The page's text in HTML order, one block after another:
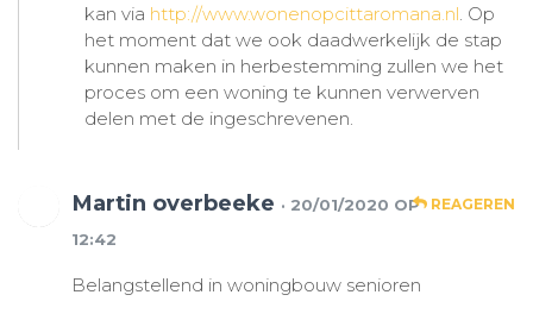
kan via http://www.wonenopcittaromana.nl. Op
het moment dat we ook daadwerkelijk de stap
kunnen maken in herbestemming zullen we het
proces om een woning te kunnen verwerven
delen met de ingeschrevenen.
Martin overbeeke · 20/01/2020 OP
12:42
Belangstellend in woningbouw senioren
REAGEREN